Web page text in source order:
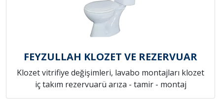
FEYZULLAH KLOZET VE REZERVUAR
Klozet vitrifiye değişimleri, lavabo montajları klozet
iç takım rezervuarü arıza - tamir - montaj